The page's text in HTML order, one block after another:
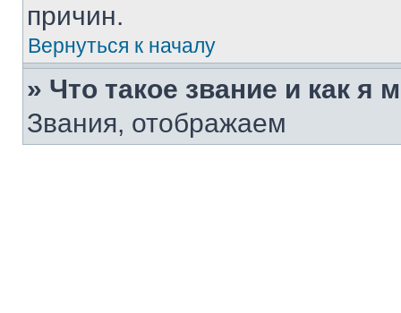
причин.
Вернуться к началу
» Что такое звание и как я
Звания, отображаем